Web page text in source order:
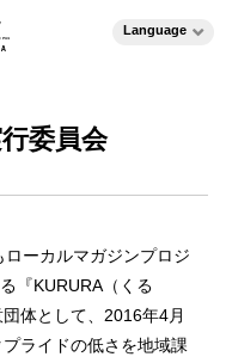
Language
委員会
ーカルマガジンプロジ
『KURURA（くる
体として、2016年4月
ライドの低さを地域課